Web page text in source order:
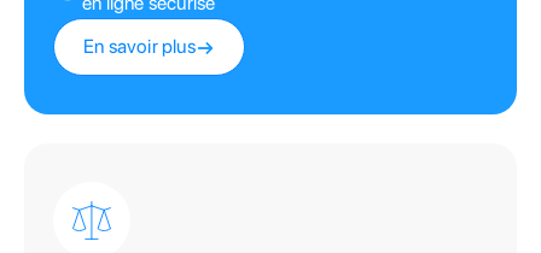
En savoir plus